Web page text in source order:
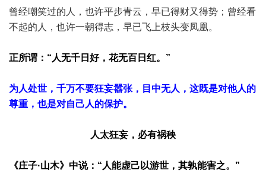
曾经嘲笑过的人，也许平步青云，早已得财又得势；曾经看
不起的人，也许一朝得志，早已飞上枝头变凤凰。
正所谓：“人无千日好，花无百日红。”
为人处世，千万不要狂妄嚣张，目中无人，这既是对他人的
尊重，也是对自己人的保护。
人太狂妄，必有祸秧
《庄子·山木》中说：“人能虚己以游世，其孰能害之。”